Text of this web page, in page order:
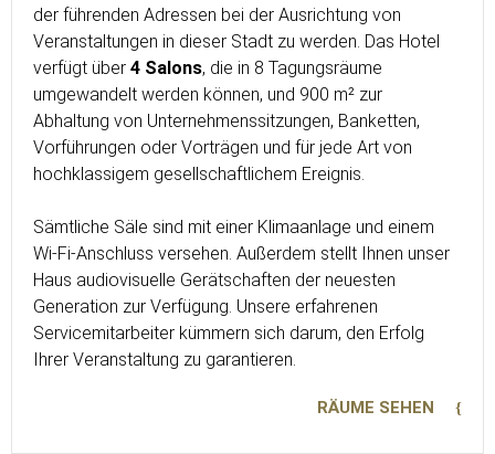
der führenden Adressen bei der Ausrichtung von
Veranstaltungen in dieser Stadt zu werden. Das Hotel
verfügt über 4 Salons, die in 8 Tagungsräume
umgewandelt werden können, und 900 m² zur
Abhaltung von Unternehmenssitzungen, Banketten,
Vorführungen oder Vorträgen und für jede Art von
hochklassigem gesellschaftlichem Ereignis.
Sämtliche Säle sind mit einer Klimaanlage und einem
Wi-Fi-Anschluss versehen. Außerdem stellt Ihnen unser
Haus audiovisuelle Gerätschaften der neuesten
Generation zur Verfügung. Unsere erfahrenen
Servicemitarbeiter kümmern sich darum, den Erfolg
Ihrer Veranstaltung zu garantieren.
RÄUME SEHEN